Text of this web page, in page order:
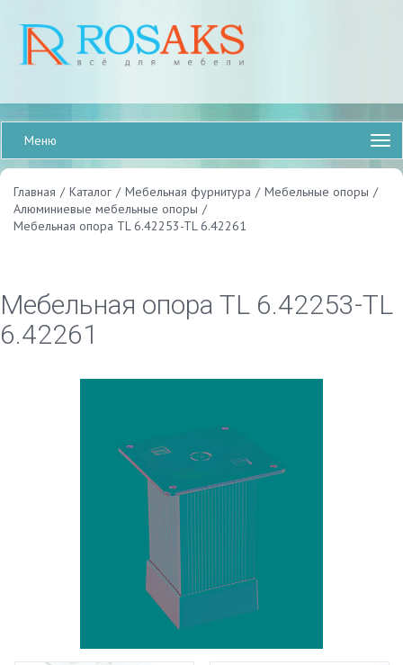
Меню
Главная / Каталог / Мебельная фурнитура / Мебельные опоры /
Алюминиевые мебельные опоры /
Мебельная опора TL 6.42253-TL 6.42261
Мебельная опора TL 6.42253-TL
6.42261